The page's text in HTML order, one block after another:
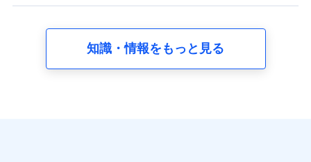
株式会社NTTドコモ
知識・情報をもっと見る